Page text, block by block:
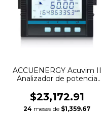
ACCUENERGY Acuvim II
Analizador de potencia
$23,172.91
24 meses de $1,359.67